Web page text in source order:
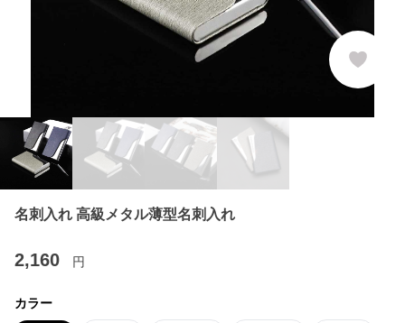
名刺入れ 高級メタル薄型名刺入れ
2,160 円
カラー